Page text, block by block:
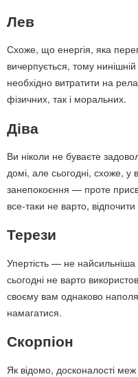
Лев
Схоже, що енергія, яка
вичерпується, тому
необхідно витратити на
фізичних, так і моральних.
Діва
Ви ніколи не буваєте
домі, але сьогодні, схоже, у
занепокоєння — проте
все-таки не варто,
Терези
Упертість — не найсильніша
сьогодні не варто
своєму вам однаково
намагатися.
Скорпіон
Як відомо, досконалості